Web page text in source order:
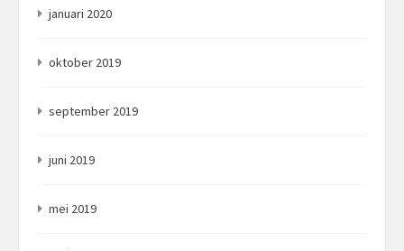
januari 2020
oktober 2019
september 2019
juni 2019
mei 2019